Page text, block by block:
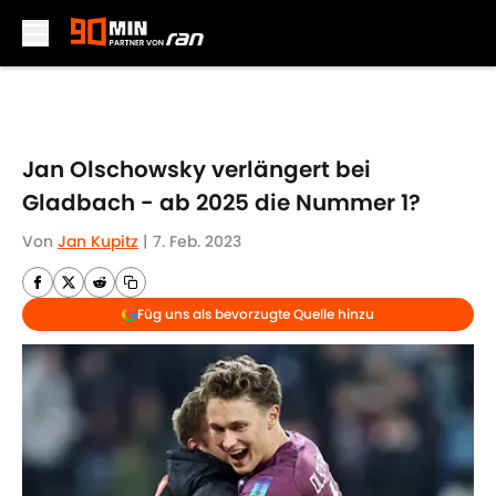
Jan Olschowsky verlängert bei
Gladbach - ab 2025 die Nummer 1?
Von Jan Kupitz | 7. Feb. 2023
Füg uns als bevorzugte Quelle hinzu